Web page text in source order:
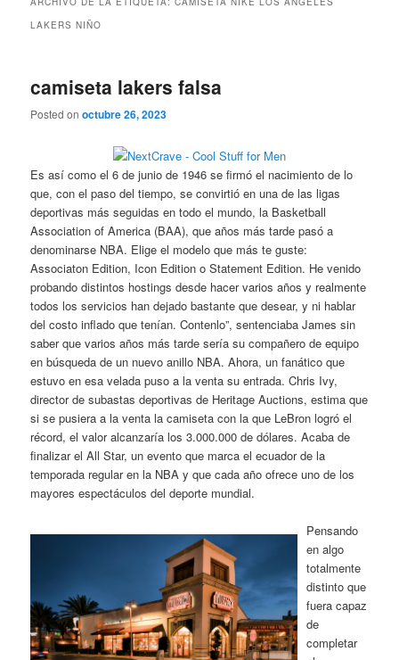
LAKERS NIÑO
camiseta lakers falsa
Posted onoctubre 26, 2023
Es así como el 6 de junio de 1946 se firmó el nacimiento de lo
que, con el paso del tiempo, se convirtió en una de las ligas
deportivas más seguidas en todo el mundo, la Basketball
Association of America (BAA), que años más tarde pasó a
denominarse NBA. Elige el modelo que más te guste:
Associaton Edition, Icon Edition o Statement Edition. He venido
probando distintos hostings desde hacer varios años y realmente
todos los servicios han dejado bastante que desear, y ni hablar
del costo inflado que tenían. Contenlo”, sentenciaba James sin
saber que varios años más tarde sería su compañero de equipo
en búsqueda de un nuevo anillo NBA. Ahora, un fanático que
estuvo en esa velada puso a la venta su entrada. Chris Ivy,
director de subastas deportivas de Heritage Auctions, estima que
si se pusiera a la venta la camiseta con la que LeBron logró el
récord, el valor alcanzaría los 3.000.000 de dólares. Acaba de
finalizar el All Star, un evento que marca el ecuador de la
temporada regular en la NBA y que cada año ofrece uno de los
mayores espectáculos del deporte mundial.
Pensando
en algo
totalmente
distinto que
fuera capaz
de
completar